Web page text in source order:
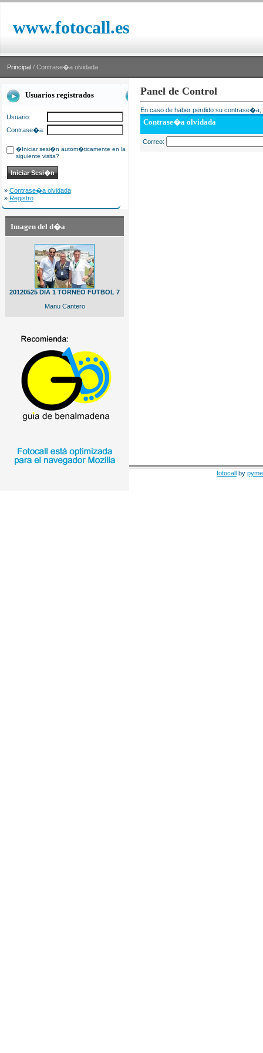
www.fotocall.es
Principal / Contrase�a olvidada
Usuarios registrados
Usuario:
Contrase�a:
�Iniciar sesi�n autom�ticamente en la
siguiente visita?
» Contrase�a olvidada
» Registro
Imagen del d�a
20120525 DIA 1 TORNEO FUTBOL 7
Manu Cantero
Panel de Control
En caso de haber perdido su
Contrase�a olvidada
Correo:
fotocall by